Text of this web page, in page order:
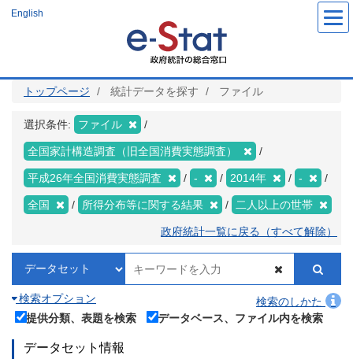
ツ
English
トップページ 統計データを探す ファイル
選択条件: ファイル
全国家計構造調査（旧全国消費実態調査）
平成26年全国消費実態調査 - 2014年 -
全国 所得分布等に関する結果 二人以上の世帯
政府統計一覧に戻る（すべて解除）
検索オプション
検索のしかた
提供分類、表題を検索
データベース、ファイル内を検索
データセット情報